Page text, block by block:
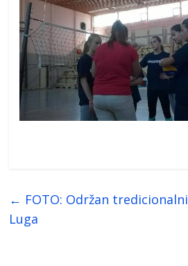
← FOTO: Održan
Luga